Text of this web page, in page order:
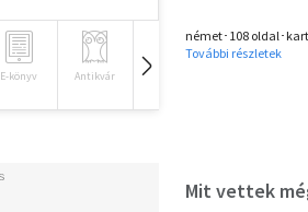
E-könyv Antikvár Hangoskönyv
német･108 oldal･
További részletek
Mit vettek